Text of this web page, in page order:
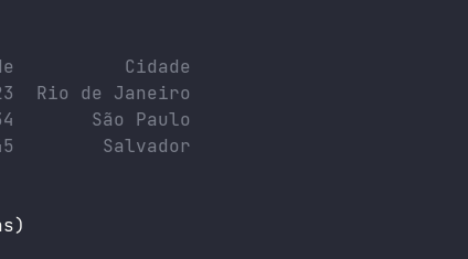
Cidade
Rio de Janeiro
São Paulo
Salvador